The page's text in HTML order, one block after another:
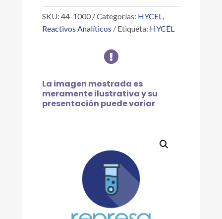
1
O
cantidad
SKU: 44-1000 Categorías: HYCEL,
Reactivos Analíticos
Etiqueta: HYCEL

La imagen mostrada es
meramente ilustrativa y su
presentación puede variar